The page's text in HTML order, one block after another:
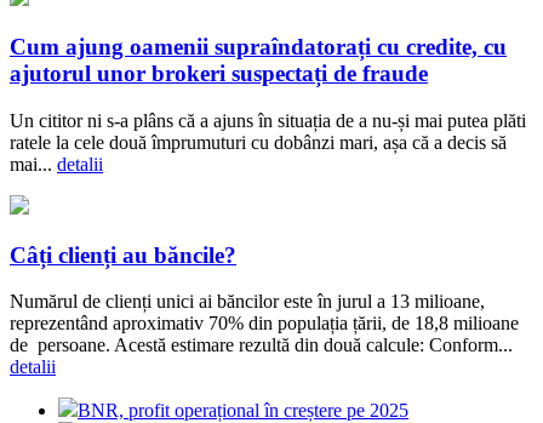
Cum ajung oamenii supraîndatorați cu credite, cu
ajutorul unor brokeri suspectați de fraude
Un cititor ni s-a plâns că a ajuns în situația de a nu-și mai putea plăti
ratele la cele două împrumuturi cu dobânzi mari, așa că a decis să
mai... detalii
Câți clienți au băncile?
Numărul de clienți unici ai băncilor este în jurul a 13 milioane,
reprezentând aproximativ 70% din populația țării, de 18,8 milioane
de persoane. Acestă estimare rezultă din două calcule: Conform...
detalii
BNR, profit operațional în creștere pe 2025